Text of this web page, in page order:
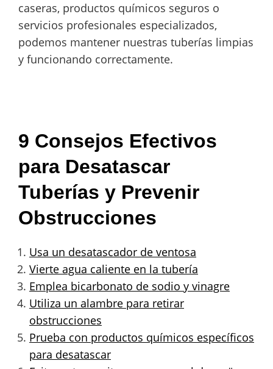
caseras, productos químicos seguros o
servicios profesionales especializados,
podemos mantener nuestras tuberías limpias
y funcionando correctamente.
9 Consejos Efectivos
para Desatascar
Tuberías y Prevenir
Obstrucciones
Usa un desatascador de ventosa
Vierte agua caliente en la tubería
Emplea bicarbonato de sodio y vinagre
Utiliza un alambre para retirar
obstrucciones
Prueba con productos químicos específicos
para desatascar